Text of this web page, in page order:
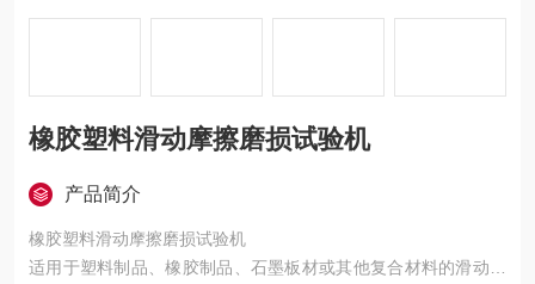
橡胶塑料滑动摩擦磨损试验机
产品简介
橡胶塑料滑动摩擦磨损试验机
适用于塑料制品、橡胶制品、石墨板材或其他复合材料的滑动摩